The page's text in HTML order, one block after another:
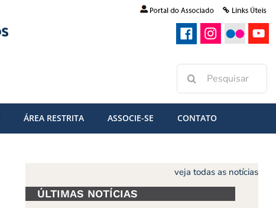
Buscar
resultados
ÁREA RESTRITA ASSOCIE-SE CONTATO
veja todas as notícias
ÚLTIMAS NOTÍCIAS